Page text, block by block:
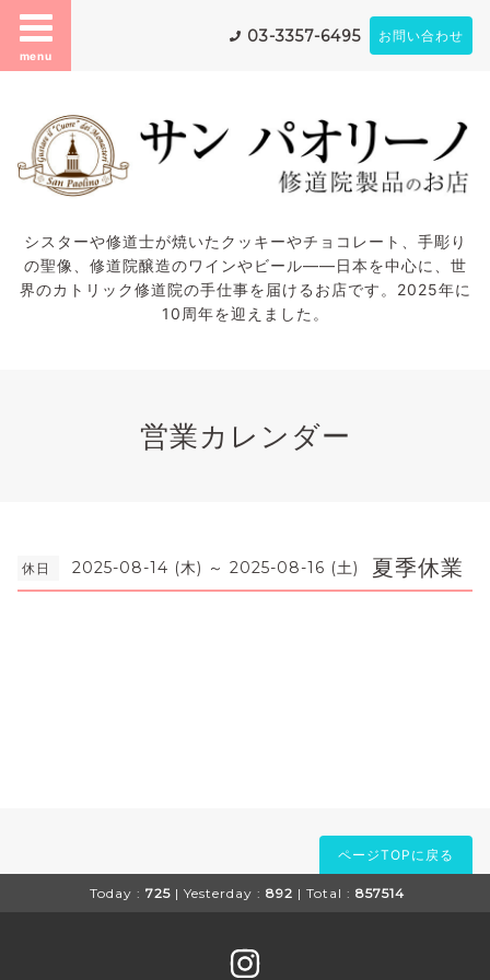
menu
03-3357-6495 お問い合わせ
シスターや修道士が焼いたクッキーやチョコレート、手彫り
の聖像、修道院醸造のワインやビール——日本を中心に、世
界のカトリック修道院の手仕事を届けるお店です。2025年に
10周年を迎えました。
営業カレンダー
休日 2025-08-14 (木) ～ 2025-08-16 (土) 夏季休業
ページTOPに戻る
Today : 725 | Yesterday : 892 | Total : 857514